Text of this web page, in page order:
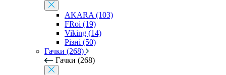
AKARA (103)
FRoi (19)
Viking (14)
Різні (50)
Гачки (268)
Гачки (268)